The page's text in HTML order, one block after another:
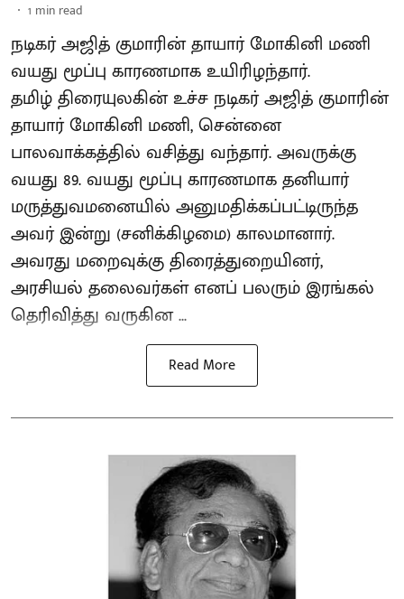
1 min read
நடிகர் அஜித் குமாரின் தாயார் மோகினி மணி
வயது மூப்பு காரணமாக உயிரிழந்தார்.
தமிழ் திரையுலகின் உச்ச நடிகர் அஜித் குமாரின்
தாயார் மோகினி மணி, சென்னை
பாலவாக்கத்தில் வசித்து வந்தார். அவருக்கு
வயது 89. வயது மூப்பு காரணமாக தனியார்
மருத்துவமனையில் அனுமதிக்கப்பட்டிருந்த
அவர் இன்று (சனிக்கிழமை) காலமானார்.
அவரது மறைவுக்கு திரைத்துறையினர்,
அரசியல் தலைவர்கள் எனப் பலரும் இரங்கல்
தெரிவித்து வருகின ...
Read More